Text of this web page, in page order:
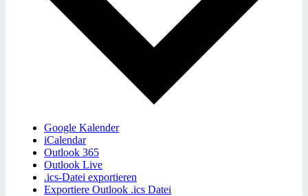
Google Kalender
iCalendar
Outlook 365
Outlook Live
.ics-Datei exportieren
Exportiere Outlook .ics Datei